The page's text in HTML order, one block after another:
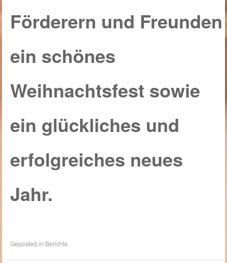
Förderern und Freunden
ein schönes
Weihnachtsfest sowie
ein glückliches und
erfolgreiches neues
Jahr.
Geposted in Berichte